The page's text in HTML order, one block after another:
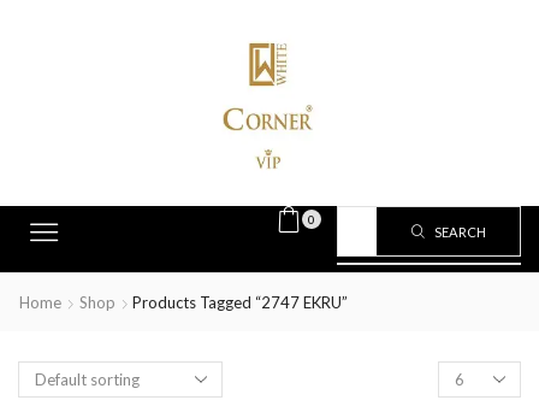
0
SEARCH
Home Shop Products Tagged “2747 EKRU”